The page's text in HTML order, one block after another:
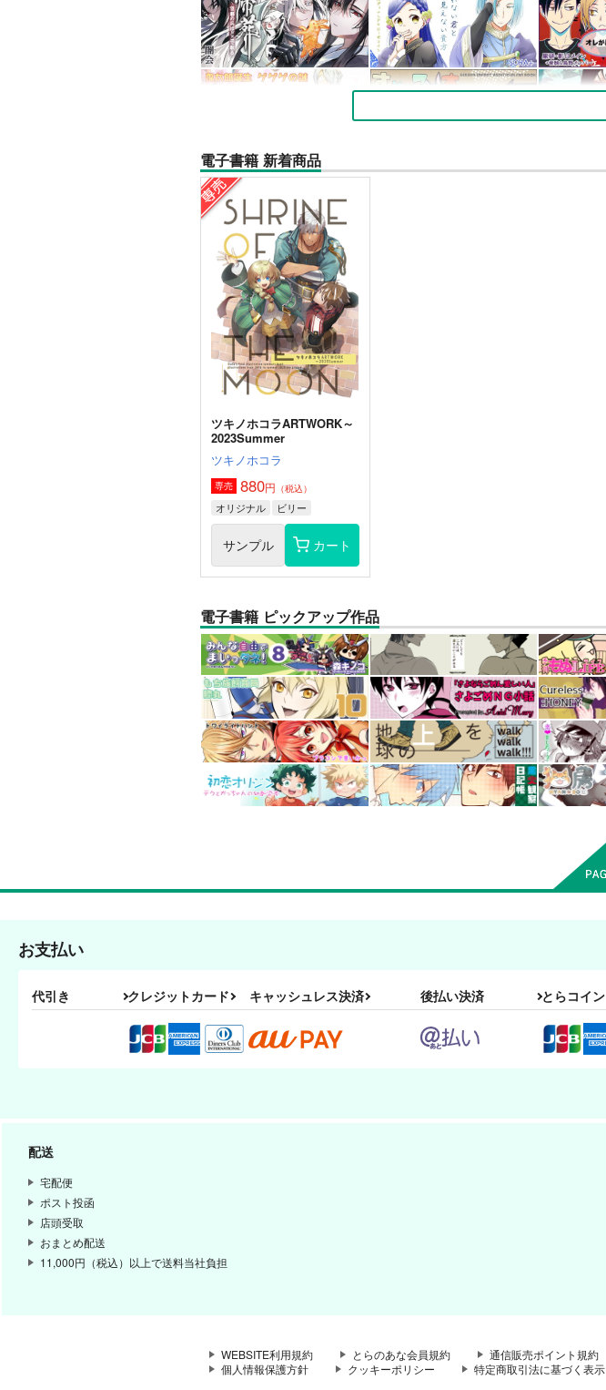
電子書籍 新着商品
ツキノホコラARTWORK～
2023Summer
ツキノホコラ
専売 880円 （税込）
オリジナル ビリー
サンプル カート
電子書籍 ピックアップ作品
お支払い
代引き クレジットカード キャッシュレス決済 後払い決済 とらコイン
配送
宅配便
ポスト投函
店頭受取
おまとめ配送
11,000円（税込）以上で送料当社負担
WEBSITE利用規約 とらのあな会員規約 通信販売ポイント規約
個人情報保護方針
クッキーポリシー 特定商取引法に基づく表示